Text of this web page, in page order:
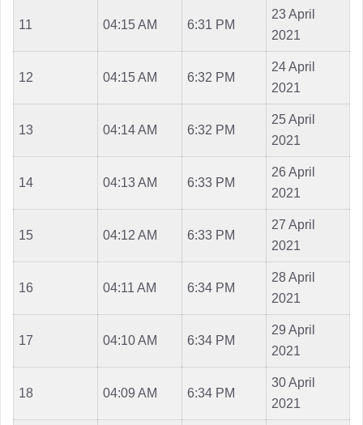
11 04:15 AM 6:31 PM
23 April
2021
12 04:15 AM 6:32 PM
24 April
2021
13 04:14 AM 6:32 PM
25 April
2021
14 04:13 AM 6:33 PM
26 April
2021
15 04:12 AM 6:33 PM
27 April
2021
16 04:11 AM 6:34 PM
28 April
2021
17 04:10 AM 6:34 PM
29 April
2021
18 04:09 AM 6:34 PM
30 April
2021